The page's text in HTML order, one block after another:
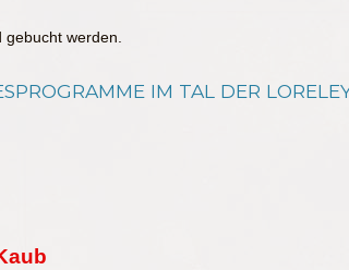
werden.
IM TAL DER